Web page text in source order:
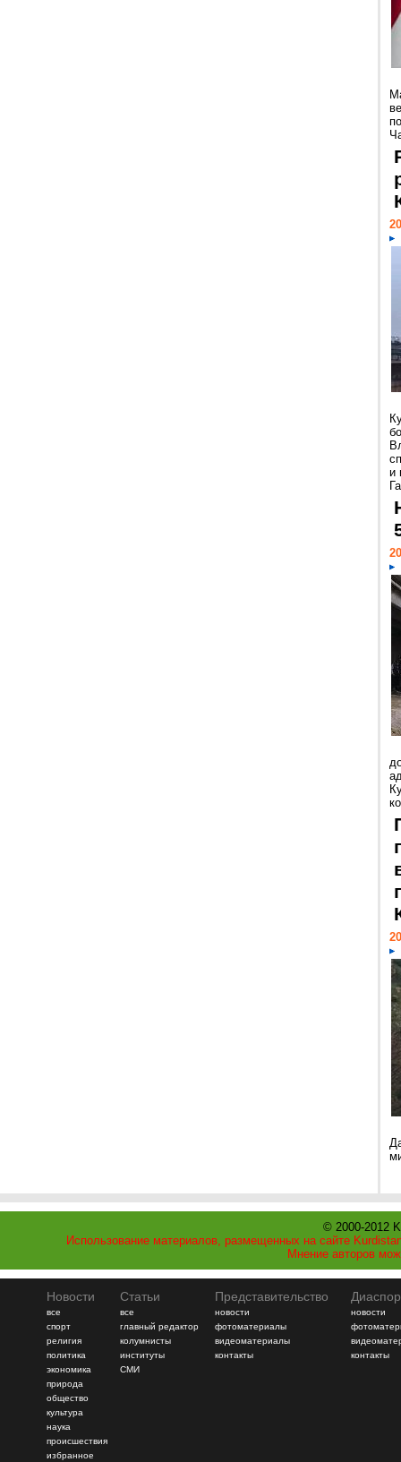
и
© 2000-2012
Использование материалов, размещенных на сайте
Мнение авторов
Новости
все
спорт
религия
политика
экономика
природа
общество
культура
наука
происшествия
избранное
Статьи
все
главный редактор
колумнисты
институты
СМИ
Представительство
новости
фотоматериалы
видеоматериалы
контакты
новости
контакты